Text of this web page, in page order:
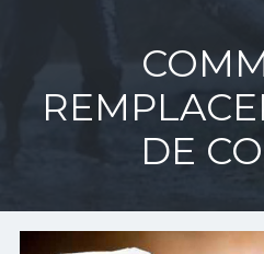
DE